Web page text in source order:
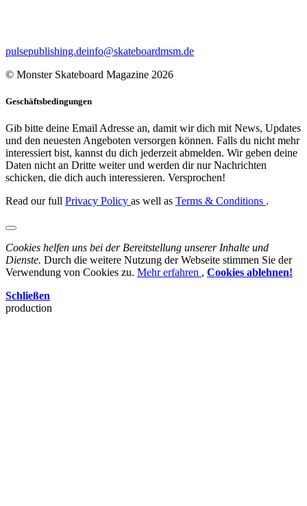
pulsepublishing.deinfo@skateboardmsm.de
© Monster Skateboard Magazine 2026
Geschäftsbedingungen
Gib bitte deine Email Adresse an, damit wir dich mit News, Updates
und den neuesten Angeboten versorgen können. Falls du nicht mehr
interessiert bist, kannst du dich jederzeit abmelden. Wir geben deine
Daten nicht an Dritte weiter und werden dir nur Nachrichten
schicken, die dich auch interessieren. Versprochen!
Read our full Privacy Policy as well as Terms & Conditions .
Cookies helfen uns bei der Bereitstellung unserer Inhalte und
Dienste. Durch die weitere Nutzung der Webseite stimmen Sie der
Verwendung von Cookies zu. Mehr erfahren , Cookies ablehnen!
Schließen
production